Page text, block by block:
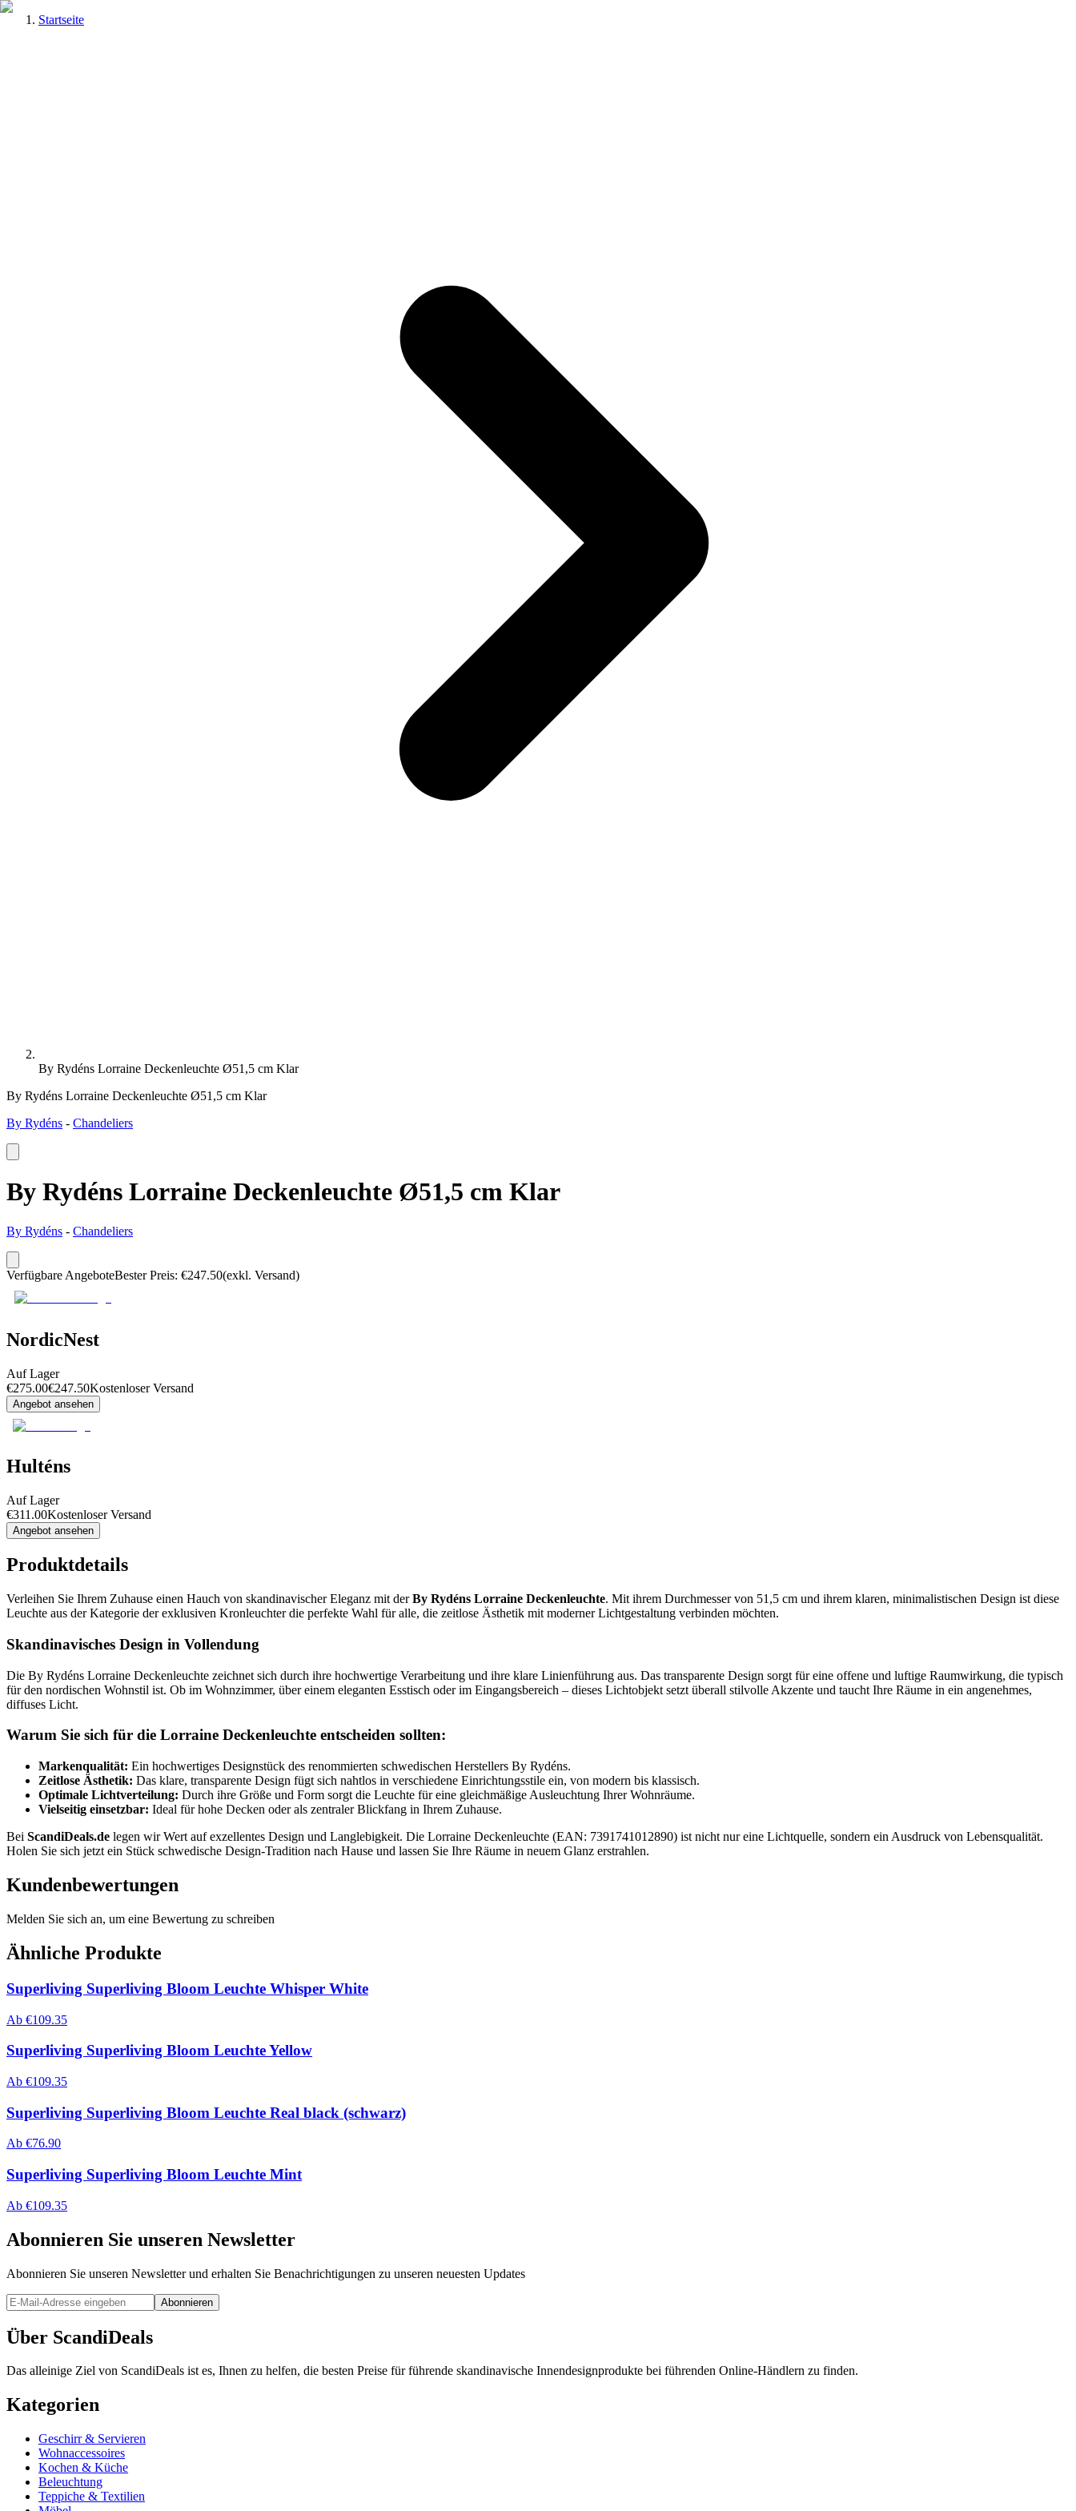
Startseite
By Rydéns Lorraine Deckenleuchte Ø51,5 cm Klar
By Rydéns Lorraine Deckenleuchte Ø51,5 cm Klar
By Rydéns - Chandeliers
By Rydéns Lorraine Deckenleuchte Ø51,5 cm Klar
By Rydéns - Chandeliers
Verfügbare AngeboteBester Preis: €247.50(exkl. Versand)
NordicNest
Auf Lager
€275.00€247.50Kostenloser Versand
Angebot ansehen
Hulténs
Auf Lager
€311.00Kostenloser Versand
Angebot ansehen
Produktdetails
Verleihen Sie Ihrem Zuhause einen Hauch von skandinavischer Eleganz mit derBy Rydéns Lorraine Deckenleuchte. Mit ihrem Durchmesser von 51,5 cm und ihrem klaren, minimalistischen Design ist diese
Leuchte aus der Kategorie der exklusiven Kronleuchter die perfekte Wahl für alle, die zeitlose Ästhetik mit moderner Lichtgestaltung verbinden möchten.
Skandinavisches Design in Vollendung
Die By Rydéns Lorraine Deckenleuchte zeichnet sich durch ihre hochwertige Verarbeitung und ihre klare Linienführung aus. Das transparente Design sorgt für eine offene und luftige Raumwirkung, die typisch
für den nordischen Wohnstil ist. Ob im Wohnzimmer, über einem eleganten Esstisch oder im Eingangsbereich – dieses Lichtobjekt setzt überall stilvolle Akzente und taucht Ihre Räume in ein angenehmes,
diffuses Licht.
Warum Sie sich für die Lorraine Deckenleuchte entscheiden sollten:
Markenqualität: Ein hochwertiges Designstück des renommierten schwedischen Herstellers By Rydéns.
Zeitlose Ästhetik: Das klare, transparente Design fügt sich nahtlos in verschiedene Einrichtungsstile ein, von modern bis klassisch.
Optimale Lichtverteilung: Durch ihre Größe und Form sorgt die Leuchte für eine gleichmäßige Ausleuchtung Ihrer Wohnräume.
Vielseitig einsetzbar: Ideal für hohe Decken oder als zentraler Blickfang in Ihrem Zuhause.
Bei ScandiDeals.de legen wir Wert auf exzellentes Design und Langlebigkeit. Die Lorraine Deckenleuchte (EAN: 7391741012890) ist nicht nur eine Lichtquelle, sondern ein Ausdruck von Lebensqualität.
Holen Sie sich jetzt ein Stück schwedische Design-Tradition nach Hause und lassen Sie Ihre Räume in neuem Glanz erstrahlen.
Kundenbewertungen
Melden Sie sich an, um eine Bewertung zu schreiben
Ähnliche Produkte
Superliving Superliving Bloom Leuchte Whisper White
Ab €109.35
Superliving Superliving Bloom Leuchte Yellow
Ab €109.35
Superliving Superliving Bloom Leuchte Real black (schwarz)
Ab €76.90
Superliving Superliving Bloom Leuchte Mint
Ab €109.35
Abonnieren Sie unseren Newsletter
Abonnieren Sie unseren Newsletter und erhalten Sie Benachrichtigungen zu unseren neuesten Updates
Abonnieren
Über ScandiDeals
Das alleinige Ziel von ScandiDeals ist es, Ihnen zu helfen, die besten Preise für führende skandinavische Innendesignprodukte bei führenden Online-Händlern zu finden.
Kategorien
Geschirr & Servieren
Wohnaccessoires
Kochen & Küche
Beleuchtung
Teppiche & Textilien